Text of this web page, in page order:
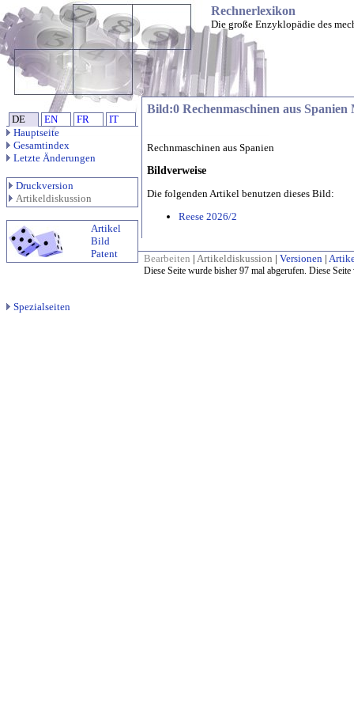
Rechnerlexikon
Die große Enzyklopädie des
DE EN FR
IT
Hauptseite
Gesamtindex
Letzte Änderungen
Druckversion
Artikeldiskussion
Artikel
Bild
Patent
Spezialseiten
Bild:0 Rechenmaschinen aus Spanien
Rechnmaschinen aus Spanien
Bildverweise
Die folgenden Artikel benutzen dieses Bild:
Reese 2026/2
Bearbeiten | Artikeldiskussion | Versionen |
Diese Seite wurde bisher 97 mal abgerufen. Diese